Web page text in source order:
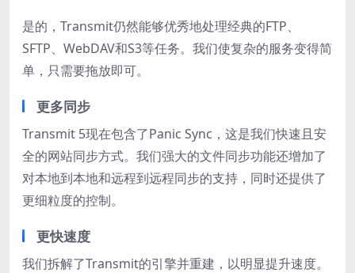
是的，Transmit仍然能够优秀地处理经典的FTP、
SFTP、WebDAV和S3等任务。我们使复杂的服务变得简
单，只需要拖放即可。
更多同步
Transmit 5现在包含了Panic Sync，这是我们快速且安
全的网站同步方式。我们强大的文件同步功能还增加了
对本地到本地和远程到远程同步的支持，同时还提供了
更细粒度的控制。
更快速度
我们拆解了Transmit的引擎并重建，以明显提升速度。